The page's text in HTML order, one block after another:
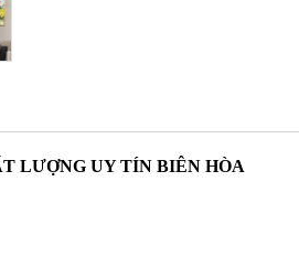
LƯỢNG UY TÍN BIÊN HÒA